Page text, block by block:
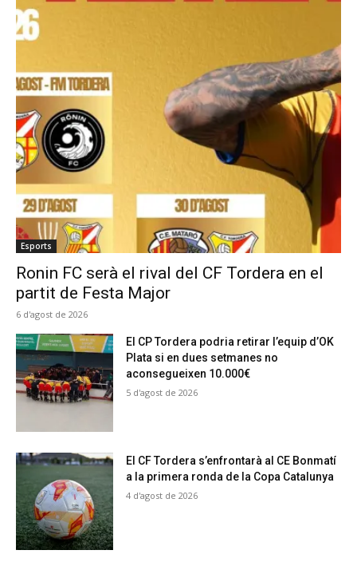
Esports
Ronin FC serà el rival del CF Tordera en el
partit de Festa Major
6 d'agost de 2026
El CP Tordera podria retirar l’equip d’OK
Plata si en dues setmanes no
aconsegueixen 10.000€
5 d'agost de 2026
El CF Tordera s’enfrontarà al CE Bonmatí
a la primera ronda de la Copa Catalunya
4 d'agost de 2026